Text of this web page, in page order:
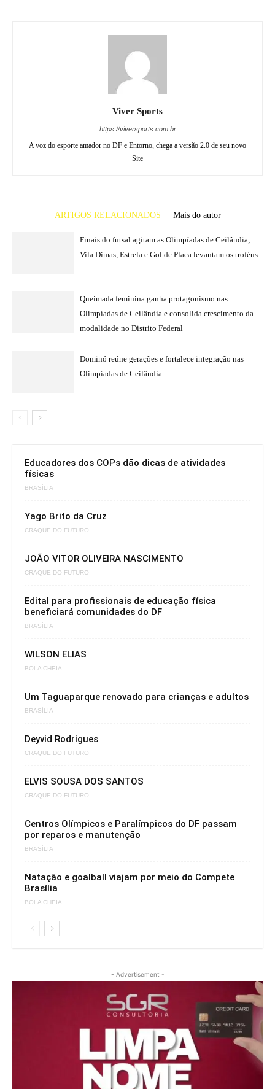
Viver Sports
https://viversports.com.br
A voz do esporte amador no DF e Entorno, chega a versão 2.0 de seu novo
Site
ARTIGOS RELACIONADOS Mais do autor
Finais do futsal agitam as Olimpíadas de Ceilândia;
Vila Dimas, Estrela e Gol de Placa levantam os troféus
Queimada feminina ganha protagonismo nas
Olimpíadas de Ceilândia e consolida crescimento da
modalidade no Distrito Federal
Dominó reúne gerações e fortalece integração nas
Olimpíadas de Ceilândia
Educadores dos COPs dão dicas de atividades
físicas
BRASÍLIA
Yago Brito da Cruz
CRAQUE DO FUTURO
JOÃO VITOR OLIVEIRA NASCIMENTO
CRAQUE DO FUTURO
Edital para profissionais de educação física
beneficiará comunidades do DF
BRASÍLIA
WILSON ELIAS
BOLA CHEIA
Um Taguaparque renovado para crianças e adultos
BRASÍLIA
Deyvid Rodrigues
CRAQUE DO FUTURO
ELVIS SOUSA DOS SANTOS
CRAQUE DO FUTURO
Centros Olímpicos e Paralímpicos do DF passam
por reparos e manutenção
BRASÍLIA
Natação e goalball viajam por meio do Compete
Brasília
BOLA CHEIA
- Advertisement -